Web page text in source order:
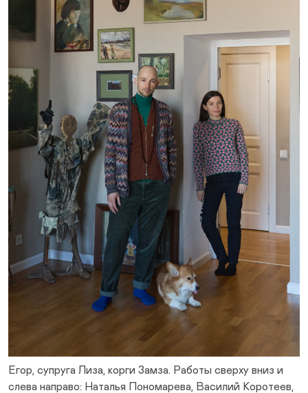
Егор, супруга Лиза, корги Замза. Работы сверху вниз и
слева направо: Наталья Пономарева, Василий Коротеев,